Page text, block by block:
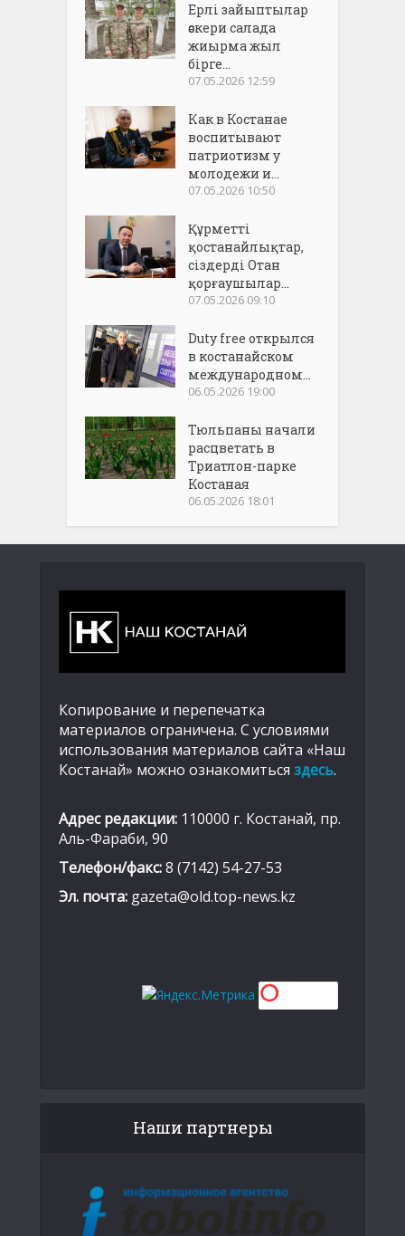
Ерлі зайыптылар
әскери салада
жиырма жыл
бірге...
07.05.2026 12:59
Как в Костанае
воспитывают
патриотизм у
молодежи и...
07.05.2026 10:50
Құрметті
қостанайлықтар,
сіздерді Отан
қорғаушылар...
07.05.2026 09:10
Duty free открылся
в костанайском
международном...
06.05.2026 19:00
Тюльпаны начали
расцветать в
Триатлон-парке
Костаная
06.05.2026 18:01
Копирование и перепечатка
материалов ограничена. С условиями
использования материалов сайта «Наш
Костанай» можно ознакомиться здесь.
Адрес редакции: 110000 г. Костанай, пр.
Аль-Фараби, 90
Телефон/факс:8 (7142) 54-27-53
Эл. почта: gazeta@old.top-news.kz
Наши партнеры